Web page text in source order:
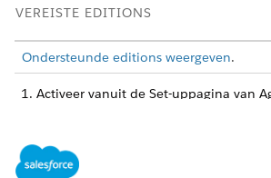
VEREISTE EDITIONS
Ondersteunde editions weergeven.
Activeer vanuit de Set-uppagina van
onderwerp, de beschrijving, de reden,
taal van de case te analyseren.